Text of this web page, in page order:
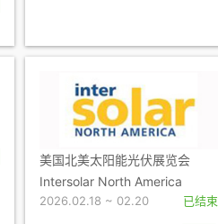
美国北美太阳能光伏展览会
Intersolar North America
2026.02.18 ~ 02.20 已结束